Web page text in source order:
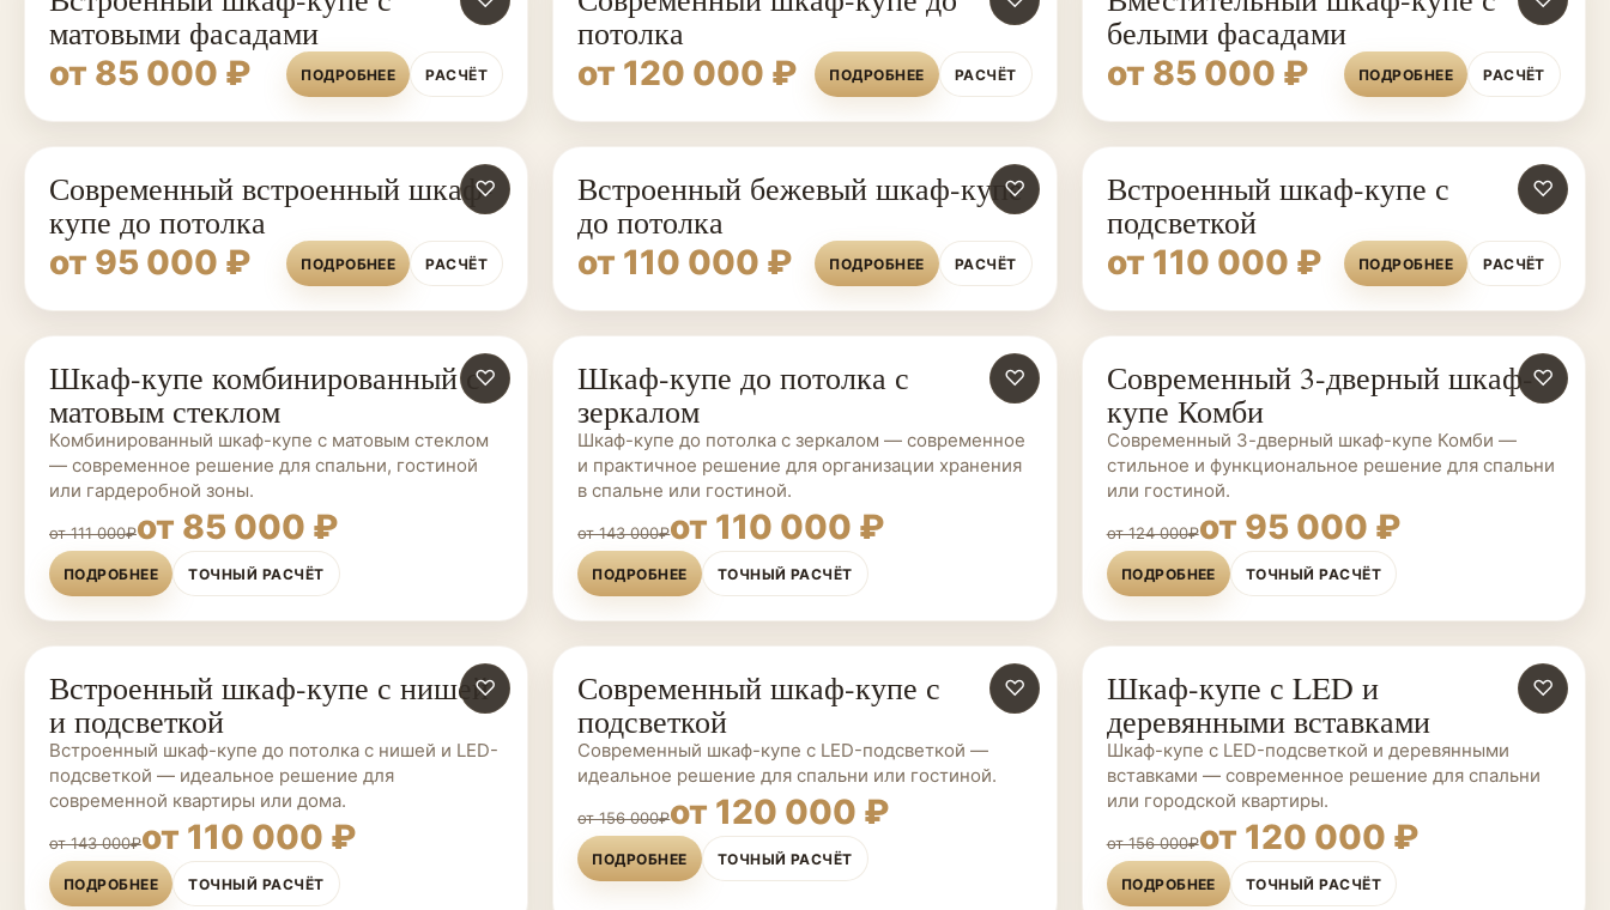
матовыми фасадами
от 85 000 ₽
ПОДРОБНЕЕ РАСЧЁТ
потолка
от 120 000 ₽
ПОДРОБНЕЕ РАСЧЁТ
белыми фасадами
от 85 000 ₽
ПОДРОБНЕЕ РАСЧЁТ
♡
Современный встроенный шкаф-
купе до потолка
от 95 000 ₽
ПОДРОБНЕЕ РАСЧЁТ
♡
Встроенный бежевый шкаф-купе
до потолка
от 110 000 ₽
ПОДРОБНЕЕ РАСЧЁТ
♡
Встроенный шкаф-купе с
подсветкой
от 110 000 ₽
ПОДРОБНЕЕ РАСЧЁТ
ШКАФЫ-КУПЕ НА ЗАКАЗ ♡
Шкаф-купе комбинированный с
матовым стеклом
Комбинированный шкаф-купе с матовым стеклом
— современное решение для спальни, гостиной
или гардеробной зоны.
от 111 000₽от 85 000 ₽
ПОДРОБНЕЕ ТОЧНЫЙ РАСЧЁТ
ШКАФЫ-КУПЕ НА ЗАКАЗ ♡
Шкаф-купе до потолка с
зеркалом
Шкаф-купе до потолка с зеркалом — современное
и практичное решение для организации хранения
в спальне или гостиной.
от 143 000₽от 110 000 ₽
ПОДРОБНЕЕ ТОЧНЫЙ РАСЧЁТ
ШКАФЫ-КУПЕ НА ЗАКАЗ ♡
Современный 3-дверный шкаф-
купе Комби
Современный 3-дверный шкаф-купе Комби —
стильное и функциональное решение для спальни
или гостиной.
от 124 000₽от 95 000 ₽
ПОДРОБНЕЕ ТОЧНЫЙ РАСЧЁТ
ШКАФЫ-КУПЕ НА ЗАКАЗ ♡
Встроенный шкаф-купе с нишей
и подсветкой
Встроенный шкаф-купе до потолка с нишей и LED-
подсветкой — идеальное решение для
современной квартиры или дома.
от 143 000₽от 110 000 ₽
ПОДРОБНЕЕ ТОЧНЫЙ РАСЧЁТ
ШКАФЫ-КУПЕ НА ЗАКАЗ ♡
Современный шкаф-купе с
подсветкой
Современный шкаф-купе с LED-подсветкой —
идеальное решение для спальни или гостиной.
от 156 000₽от 120 000 ₽
ПОДРОБНЕЕ ТОЧНЫЙ РАСЧЁТ
ШКАФЫ-КУПЕ НА ЗАКАЗ ♡
Шкаф-купе с LED и
деревянными вставками
Шкаф-купе с LED-подсветкой и деревянными
вставками — современное решение для спальни
или городской квартиры.
от 156 000₽от 120 000 ₽
ПОДРОБНЕЕ ТОЧНЫЙ РАСЧЁТ